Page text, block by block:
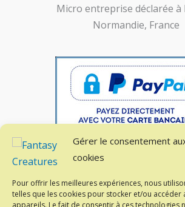
Gérer le consentement
cookies
Pour offrir les meilleures expériences, nous
telles que les cookies pour stocker et/ou accéder
appareils. Le fait de consentir à ces technologies
Micro entreprise déclarée à
Normandie, France
Paiement sécurisé